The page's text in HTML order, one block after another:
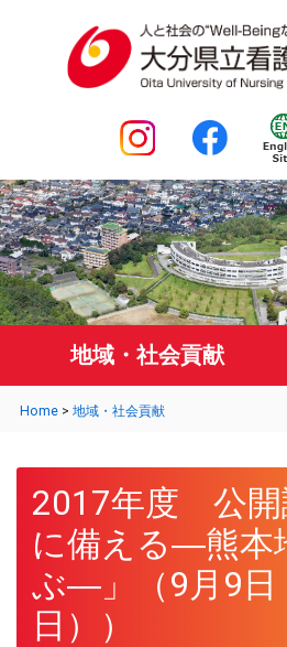
地域・社会貢献
Home > 地域・社会貢献
2017年度 公開
に備える―熊本
ぶ―」（9月9日
日））